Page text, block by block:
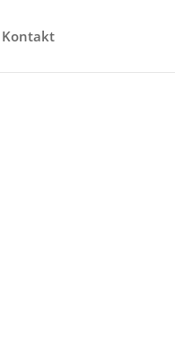
Kontakt